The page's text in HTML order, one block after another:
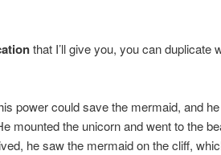
that I’ll give you, you can duplicate
power could save the mermaid, and
mounted the unicorn and went to the
he saw the mermaid on the cliff,